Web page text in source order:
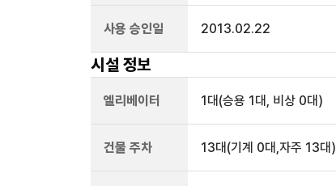
사용 승인일 2013.02.22
시설 정보
엘리베이터 1대 (승용 1대, 비상 0대)
건물 주차 13대 (기계 0대,자주 13대)